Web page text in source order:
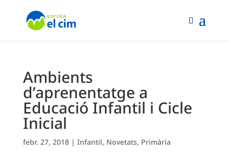
Ambients
d’aprenentatge a
Educació Infantil i Cicle
Inicial
febr. 27, 2018| Infantil, Novetats, Primària